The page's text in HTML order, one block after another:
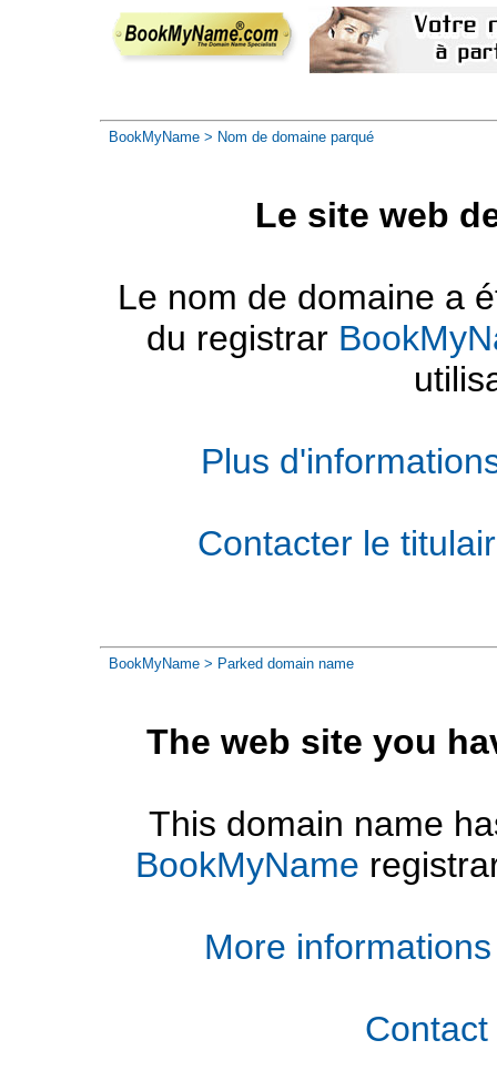
BookMyName > Nom de domaine parqué
Le site web
Le nom de domaine a
du registrar
Plus
Contacter le
BookMyName > Parked domain name
The web site you
This domain name
BookMyName
More